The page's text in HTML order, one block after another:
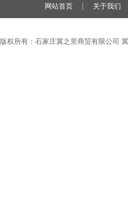
网站首页 | 关于我们
版权所有：石家庄冀之景商贸有限公司